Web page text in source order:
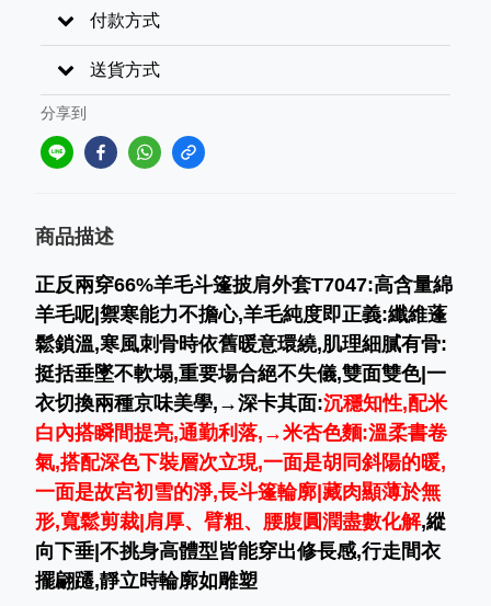
付款方式
送貨方式
分享到
商品描述
正反兩穿66%羊毛斗篷披肩外套T7047:高含量綿
羊毛呢|禦寒能力不擔心,羊毛純度即正義:纖維蓬
鬆鎖溫,寒風刺骨時依舊暖意環繞,肌理細膩有骨:
挺括垂墜不軟塌,重要場合絕不失儀,雙面雙色|一
衣切換兩種京味美學,→深卡其面:沉穩知性,配米
白內搭瞬間提亮,通勤利落,→米杏色麵:溫柔書卷
氣,搭配深色下裝層次立現,一面是胡同斜陽的暖,
一面是故宮初雪的淨,長斗篷輪廓|藏肉顯薄於無
形,寬鬆剪裁|肩厚、臂粗、腰腹圓潤盡數化解,縱
向下垂|不挑身高體型皆能穿出修長感,行走間衣
擺翩躚,靜立時輪廓如雕塑